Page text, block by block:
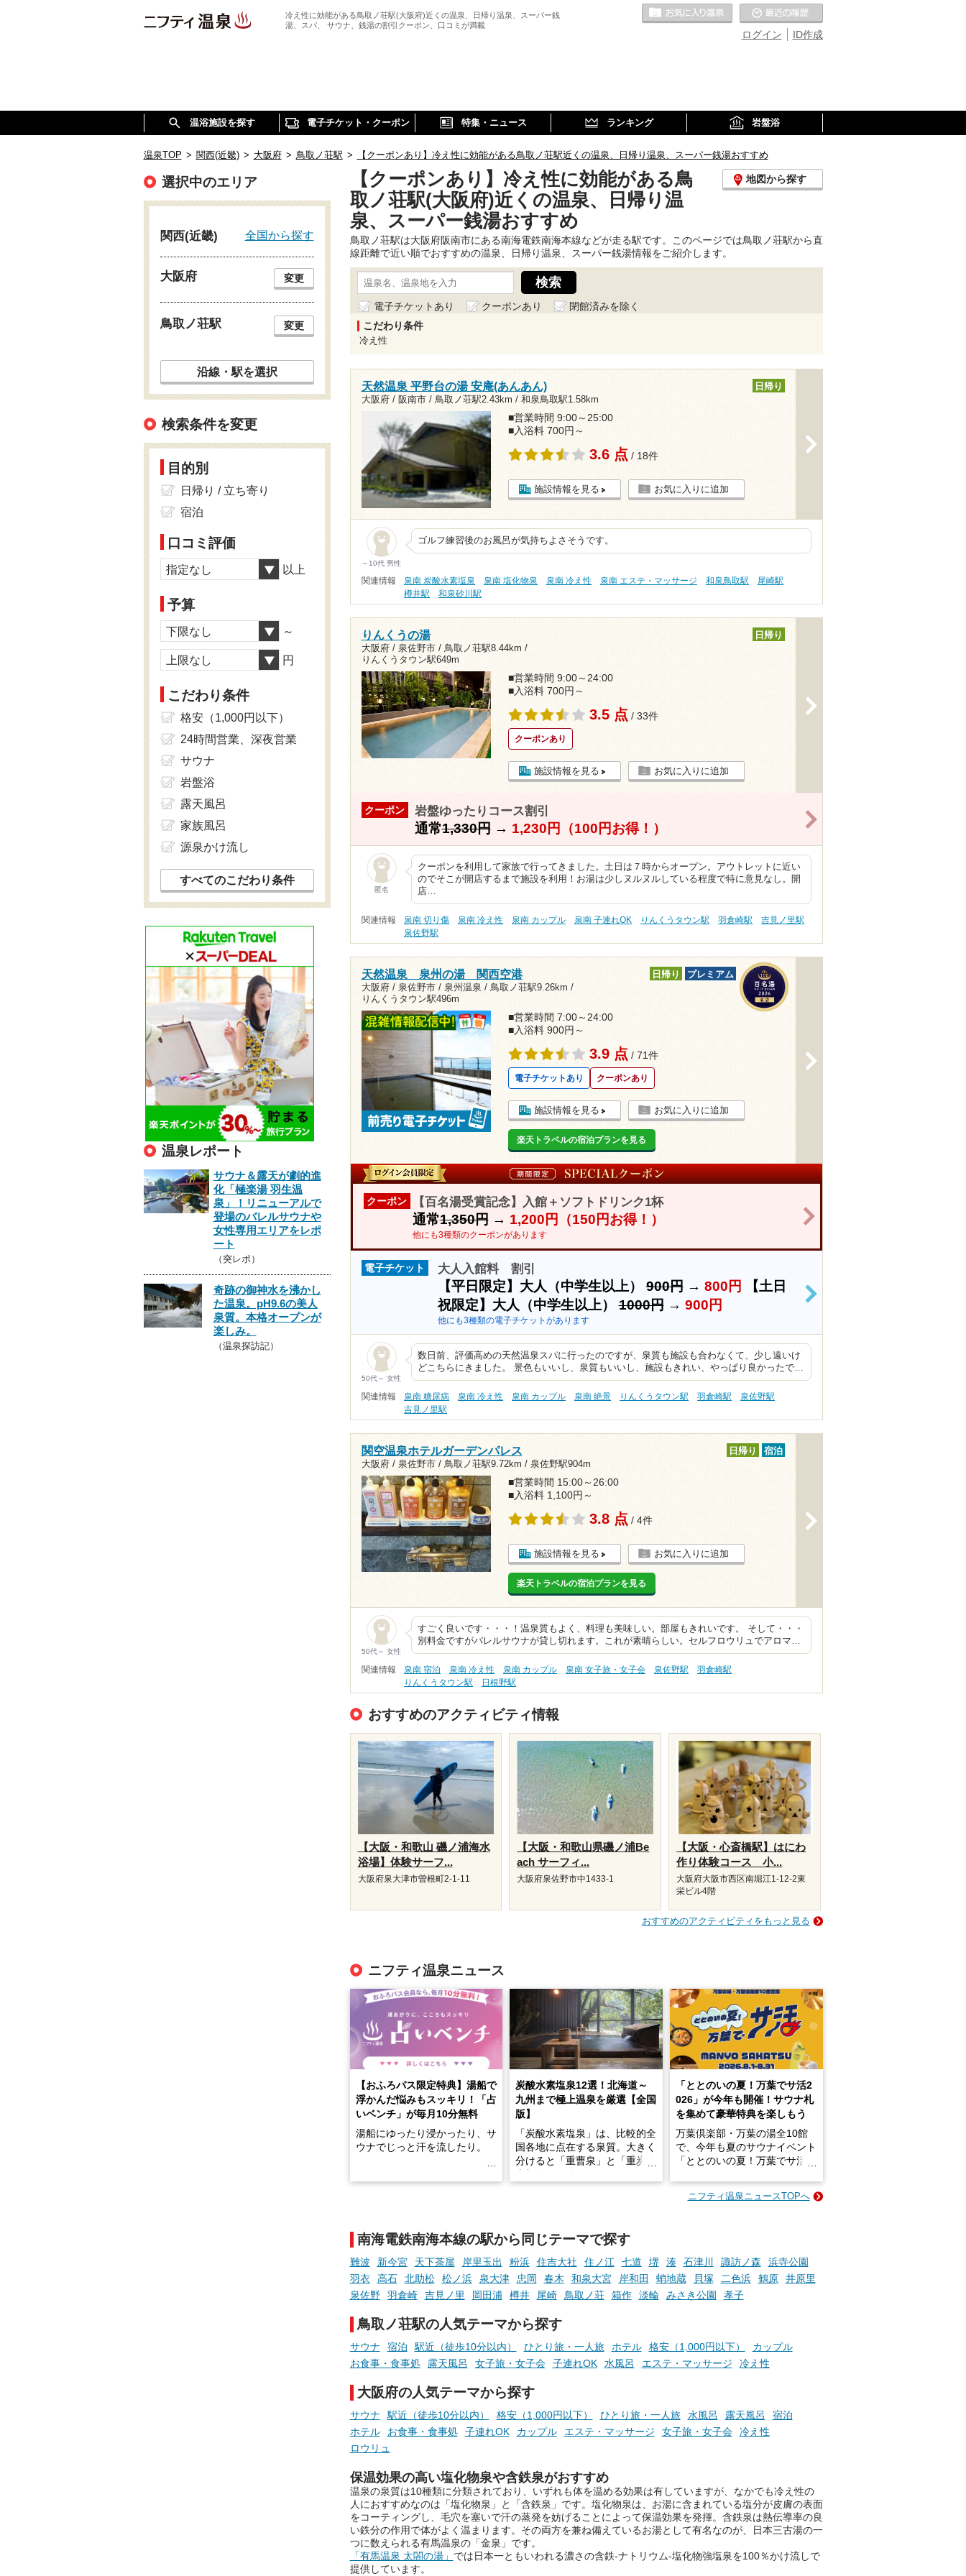
冷え性に効能がある鳥取ノ荘駅(大阪府)近くの温泉、日帰り温泉、スーパー銭
湯、スパ、 サウナ、銭湯の割引クーポン、口コミが満載
ID作成
ログイン
お気に入りの温泉
温浴施設を探す 電子チケット・クーポン 特集・ニュース ランキング 岩盤浴
温泉TOP > 関西(近畿) > 大阪府 > 鳥取ノ荘駅 > 【クーポンあり】冷え性に効能がある鳥取ノ荘駅近くの温泉、日帰り温泉、スーパー銭湯おすすめ
【クーポンあり】冷え性に効能がある鳥
取ノ荘駅(大阪府)近くの温泉、日帰り温
泉、スーパー銭湯おすすめ
地図から探す
鳥取ノ荘駅は大阪府阪南市にある南海電鉄南海本線などが走る駅です。このページでは鳥取ノ荘駅から直
線距離で近い順でおすすめの温泉、日帰り温泉、スーパー銭湯情報をご紹介します。
電子チケットあり クーポンあり
閉館済みを除く
こだわり条件
冷え性
天然温泉 平野台の湯 安庵(あんあん)
大阪府 / 阪南市 / 鳥取ノ荘駅2.43km / 和泉鳥取駅1.58km
日帰り
■営業時間 9:00～25:00
■入浴料 700円～
3.6 点 / 18件
施設情報を見る お気に入りに追加
～10代 男性
ゴルフ練習後のお風呂が気持ちよさそうです。
関連情報 泉南 炭酸水素塩泉 泉南 塩化物泉 泉南 冷え性 泉南 エステ・マッサージ 和泉鳥取駅
尾崎駅
樽井駅
和泉砂川駅
りんくうの湯
大阪府 / 泉佐野市 / 鳥取ノ荘駅8.44km /
りんくうタウン駅649m
日帰り
■営業時間 9:00～24:00
■入浴料 700円～
3.5 点 / 33件
クーポンあり
施設情報を見る お気に入りに追加
クーポン 岩盤ゆったりコース割引
通常1,330円→ 1,230円（100円お得！）
匿名
クーポンを利用して家族で行ってきました。土日は７時からオープン。アウトレットに近い
のでそこが開店するまで施設を利用！お湯は少しヌルヌルしている程度で特に意見なし。開
店…
関連情報 泉南 切り傷 泉南 冷え性 泉南 カップル 泉南 子連れOK りんくうタウン駅 羽倉崎駅
吉見ノ里駅
泉佐野駅
天然温泉 泉州の湯 関西空港
大阪府 / 泉佐野市 / 泉州温泉 / 鳥取ノ荘駅9.26km /
りんくうタウン駅496m
日帰り プレミアム
■営業時間 7:00～24:00
■入浴料 900円～
3.9 点 / 71件
電子チケットあり クーポンあり
施設情報を見る お気に入りに追加
楽天トラベルの宿泊プランを見る
クーポン 【百名湯受賞記念】入館＋ソフトドリンク1杯
通常1,350円→ 1,200円（150円お得！）
他にも3種類のクーポンがあります
電子チケット 大人入館料 割引
【平日限定】大人（中学生以上）900円→ 800円
【土日
祝限定】大人（中学生以上）1000円→ 900円
他にも3種類の電子チケットがあります
>
50代～ 女性
数日前、評価高めの天然温泉スパに行ったのですが、泉質も施設も合わなくて、少し遠いけ
どこちらにきました。 景色もいいし、泉質もいいし、施設もきれい、やっぱり良かったで…
関連情報 泉南 糖尿病 泉南 冷え性 泉南 カップル 泉南 絶景 りんくうタウン駅 羽倉崎駅
泉佐野駅
吉見ノ里駅
関空温泉ホテルガーデンパレス
大阪府 / 泉佐野市 / 鳥取ノ荘駅9.72km / 泉佐野駅904m
日帰り 宿泊
■営業時間 15:00～26:00
■入浴料 1,100円～
3.8 点 / 4件
施設情報を見る お気に入りに追加
楽天トラベルの宿泊プランを見る
50代～ 女性
すごく良いです・・・！温泉質もよく、料理も美味しい。部屋もきれいです。 そして・・・
別料金ですがバレルサウナが貸し切れます。これが素晴らしい。セルフロウリュでアロマ…
関連情報 泉南 宿泊 泉南 冷え性 泉南 カップル 泉南 女子旅・女子会 泉佐野駅
羽倉崎駅
りんくうタウン駅
日根野駅
おすすめのアクティビティ情報
【大阪・和歌山 磯ノ浦海水
浴場】体験サーフ...
大阪府泉大津市曽根町2-1-11
【大阪・和歌山県磯ノ浦Be
ach サーフィ...
大阪府泉佐野市中1433-1
【大阪・心斎橋駅】はにわ
作り体験コース 小...
大阪府大阪市西区南堀江1-12-2東
栄ビル4階
おすすめのアクティビティをもっと見る
ニフティ温泉ニュース
【おふろパス限定特典】湯船で
浮かんだ悩みもスッキリ！「占
いベンチ」が毎月10分無料
湯船にゆったり浸かったり、サ
ウナでじっと汗を流したり。
っとした悩み」が、頭に浮かん
でくることはありませんか？
らこそ向き合える、大切な自分
そんな心のつぶやきを、湯あが
たら素敵ですよね。
ニフティ温泉の「占いベンチ」
きをプロの占い師に相談するこ
とができるサービスです。
おふろパス会員様なら、この特
別なひとときを「毎月10分無
料」でご利用いただけます。
炭酸水素塩泉12選！北海道～
九州まで極上温泉を厳選【全国
版】
「炭酸水素塩泉」は、比較的全
国各地に点在する泉質。大きく
分けると「重曹泉」と「重炭酸
す。
今回は筆者自ら入浴した中か
ら、日本各地にある炭酸水素塩
泉を12施設セレクト。すべて
しと泉質の良さにこだわりつ
を厳選しました。
「ととのいの夏！万葉でサ活2
026」が今年も開催！サウナ札
を集めて豪華特典を楽しもう
万葉倶楽部・万葉の湯全10館
で、今年も夏のサウナイベント
「ととのいの夏！万葉でサ活2
2026年8月1日（土）～8月31
札」を集めることで、オリジナ
ルグッズや無料券などの特典と
交換可能。
ントも予定されています。ぜひ
チェックしてください！
【PR】
この記事は万葉倶楽部株式会社
ニフティ温泉ニュースTOPへ
南海電鉄南海本線の駅から同じテーマで探す
難波 新今宮 天下茶屋 岸里玉出 粉浜 住吉大社 住ノ江 七道 堺 湊 石津川 諏訪ノ森
浜寺公園
羽衣
高石 北助松 松ノ浜 泉大津 忠岡 春木 和泉大宮 岸和田 蛸地蔵 貝塚 二色浜 鶴原
井原里
泉佐野
羽倉崎 吉見ノ里 岡田浦 樽井 尾崎 鳥取ノ荘 箱作 淡輪 みさき公園 孝子
鳥取ノ荘駅の人気テーマから探す
サウナ 宿泊 駅近（徒歩10分以内） ひとり旅・一人旅 ホテル 格安（1,000円以下）
カップル
お食事・食事処
露天風呂 女子旅・女子会 子連れOK 水風呂 エステ・マッサージ 冷え性
大阪府の人気テーマから探す
サウナ 駅近（徒歩10分以内） 格安（1,000円以下） ひとり旅・一人旅 水風呂 露天風呂
宿泊
ホテル
お食事・食事処 子連れOK カップル エステ・マッサージ 女子旅・女子会
冷え性
ロウリュ
保温効果の高い塩化物泉や含鉄泉がおすすめ
温泉の泉質は10種類に分類されており、いずれも体を温める効果は有していますが、なかでも冷え性の
人におすすめなのは「塩化物泉」と「含鉄泉」です。塩化物泉は、お湯に含まれている塩分が皮膚の表面
をコーティングし、毛穴を塞いで汗の蒸発を妨げることによって保温効果を発揮。含鉄泉は熱伝導率の良
い鉄分の作用で体がよく温まります。その両方を兼ね備えているお湯として有名なのが、日本三古湯の一
つに数えられる有馬温泉の「金泉」です。
「有馬温泉 太閤の湯」 では日本一ともいわれる濃さの含鉄-ナトリウム-塩化物強塩泉を100％かけ流しで
提供しています。
選択中のエリア
関西(近畿) 全国から探す
大阪府 変更
鳥取ノ荘駅 変更
沿線・駅を選択
検索条件を変更
目的別
日帰り / 立ち寄り
宿泊
口コミ評価
指定なし 以上
予算
下限なし ～
上限なし 円
こだわり条件
格安（1,000円以下）
24時間営業、深夜営業
サウナ
岩盤浴
露天風呂
家族風呂
源泉かけ流し
すべてのこだわり条件
温泉レポート
サウナ＆露天が劇的進
化「極楽湯 羽生温
泉」！リニューアルで
登場のバレルサウナや
女性専用エリアをレポ
ート
（突レポ）
奇跡の御神水を沸かし
た温泉。pH9.6の美人
泉質。本格オープンが
楽しみ。
（温泉探訪記）